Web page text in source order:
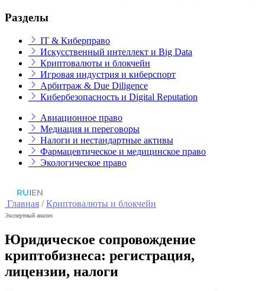
Разделы
IT & Киберправо
Искусственный интеллект и Big Data
Криптовалюты и блокчейн
Игровая индустрия и киберспорт
Арбитраж & Due Diligence
Кибербезопасность и Digital Reputation
Авиационное право
Медиация и переговоры
Налоги и нестандартные активы
Фармацевтическое и медицинское право
Экологическое право
RU|EN
Главная /Криптовалюты и блокчейн
Экспертный анализ
Юридическое сопровождение
криптобизнеса: регистрация,
лицензии, налоги